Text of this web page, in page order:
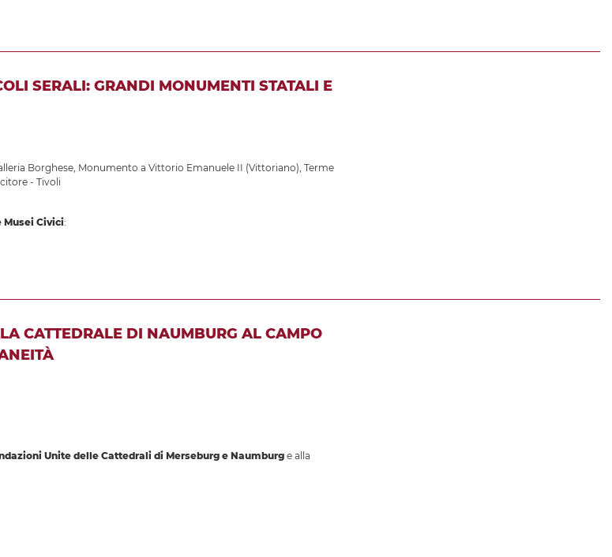
SERALI: GRANDI MONUMENTI STATALI E
Borghese Monumento a Vittorio Emanuele II (Vittoriano) Terme
- Tivoli
Civici:
CATTEDRALE DI NAUMBURG AL CAMPO
Unite delle Cattedrali di Merseburg e Naumburg e alla